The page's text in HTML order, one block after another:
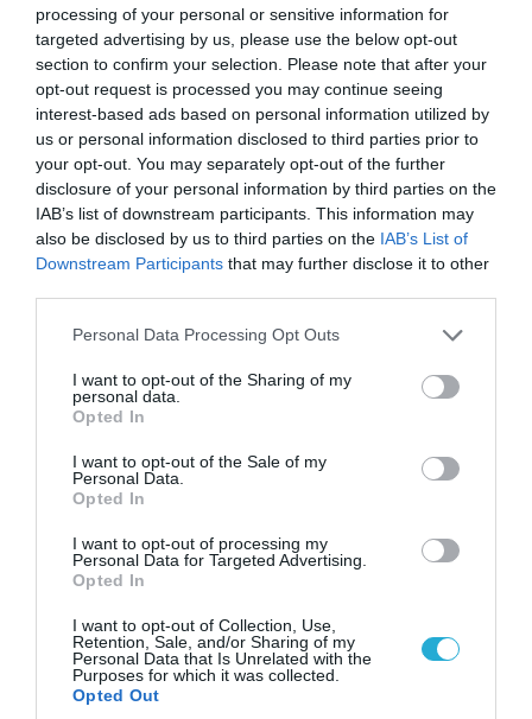
processing of your personal or sensitive information for
targeted advertising by us, please use the below opt-out
section to confirm your selection. Please note that after your
opt-out request is processed you may continue seeing
interest-based ads based on personal information utilized by
us or personal information disclosed to third parties prior to
your opt-out. You may separately opt-out of the further
disclosure of your personal information by third parties on the
IAB’s list of downstream participants. This information may
also be disclosed by us to third parties on the IAB’s List of
Downstream Participants that may further disclose it to other
Please note that this website/app uses one or more Google
not limited to your visit or usage behaviour. You may click to
grant or deny consent to Google and its third-party tags to
use your data for below specified purposes in below Google
consent section.
Personal Data Processing Opt Outs
I want to opt-out of the Sharing of my
personal data.
Opted In
I want to opt-out of the Sale of my
Personal Data.
Opted In
I want to opt-out of processing my
Personal Data for Targeted Advertising.
Opted In
I want to opt-out of Collection, Use,
Retention, Sale, and/or Sharing of my
Personal Data that Is Unrelated with the
Purposes for which it was collected.
Opted Out
07.08.2026 | 20:02
Ο Γιάννης Αλαφούζος «τέλειωσε» τον
Κωνσταντίνο Ζούλα από τον ΣΚΑΪ – Ο λόγος της
απομάκρυνσής του
06.08.2026 | 14:02
«Επιχείρηση ελεύθερα πεζοδρόμια» στην
Αθήνα: Απομακρύνθηκαν παράνομα